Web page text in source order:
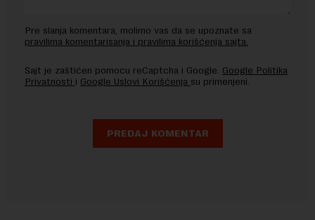
Pre slanja komentara, molimo vas da se upoznate sa
pravilima komentarisanja i pravilima korišćenja sajta.
Sajt je zaštićen pomocu reCaptcha i Google. Google Politika
Privatnosti i Google Uslovi Korišćenja su primenjeni.